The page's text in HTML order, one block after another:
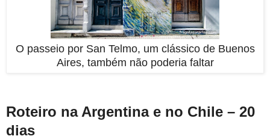
O passeio por San Telmo, um clássico de Buenos
Aires, também não poderia faltar
Roteiro na Argentina e no Chile – 20
dias